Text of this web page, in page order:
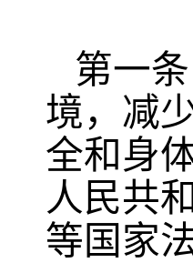
第一条
境，减
全和身
人民共
等国家